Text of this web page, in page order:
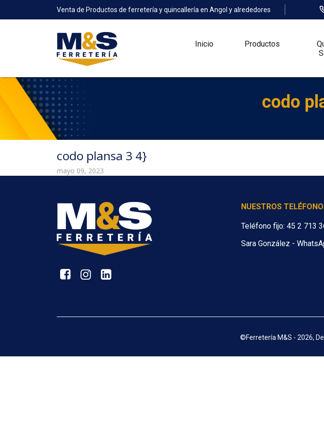
Venta de Productos de ferretería y quincallería en Angol y alrededores
Inicio Productos
codo
codo plansa 3 4}
mayo 09, 2023
NUESTROS
Teléfono fijo: 45 2 713
Sara González -
©Ferretería M&S - 2026,